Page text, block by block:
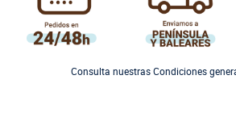
Consulta nuestras Condiciones